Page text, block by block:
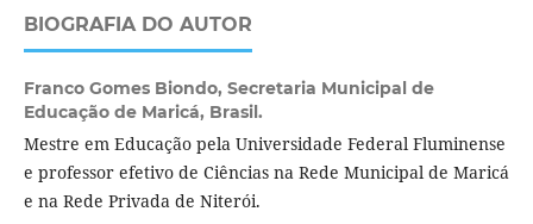
BIOGRAFIA DO AUTOR
Franco Gomes Biondo, Secretaria Municipal de
Educação de Maricá, Brasil.
Mestre em Educação pela Universidade Federal Fluminense
e professor efetivo de Ciências na Rede Municipal de Maricá
e na Rede Privada de Niterói.